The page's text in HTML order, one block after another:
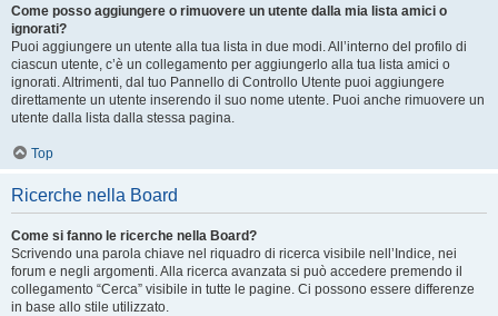
Come posso aggiungere o rimuovere un utente dalla mia lista amici o
ignorati?
Puoi aggiungere un utente alla tua lista in due modi. All’interno del profilo di
ciascun utente, c’è un collegamento per aggiungerlo alla tua lista amici o
ignorati. Altrimenti, dal tuo Pannello di Controllo Utente puoi aggiungere
direttamente un utente inserendo il suo nome utente. Puoi anche rimuovere un
utente dalla lista dalla stessa pagina.
Top
Ricerche nella Board
Come si fanno le ricerche nella Board?
Scrivendo una parola chiave nel riquadro di ricerca visibile nell’Indice, nei
forum e negli argomenti. Alla ricerca avanzata si può accedere premendo il
collegamento “Cerca” visibile in tutte le pagine. Ci possono essere differenze
in base allo stile utilizzato.